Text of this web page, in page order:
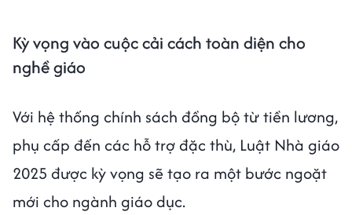
Kỳ vọng vào cuộc cải cách toàn diện cho
nghề giáo
Với hệ thống chính sách đồng bộ từ tiền lương,
phụ cấp đến các hỗ trợ đặc thù, Luật Nhà giáo
2025 được kỳ vọng sẽ tạo ra một bước ngoặt
mới cho ngành giáo dục.